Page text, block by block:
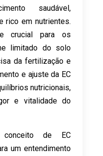
saudável,
rico em nutrientes.
crucial para os
limitado do solo
da fertilização e
e ajuste da EC
nutricionais,
e vitalidade do
conceito de EC
um entendimento